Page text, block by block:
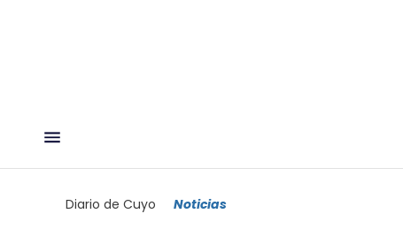
Diario de Cuyo Noticias